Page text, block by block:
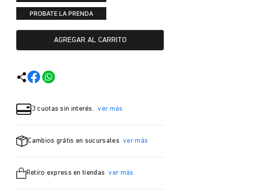
PROBATE LA PRENDA
AGREGAR AL CARRITO
3 cuotas sin interés. ver más
Cambios grátis en sucursales ver más
Retiro express en tiendas ver más